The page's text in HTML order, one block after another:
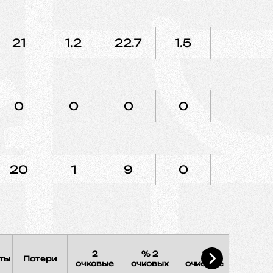
21 1.2 22.7 1.5 75
0 0 0 0
20 1 9 0 0
Потери
2
очковые
% 2
очковых
3
очковые